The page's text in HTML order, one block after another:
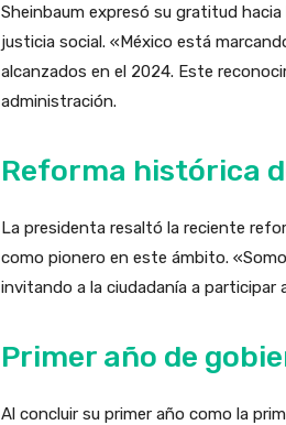
Sheinbaum expresó su gratitud
justicia social. «México está
alcanzados en el 2024. Este
administración.
Reforma histórica
La presidenta resaltó la reciente
como pionero en este ámbito.
invitando a la ciudadanía a participar
Primer año de
Al concluir su primer año como la